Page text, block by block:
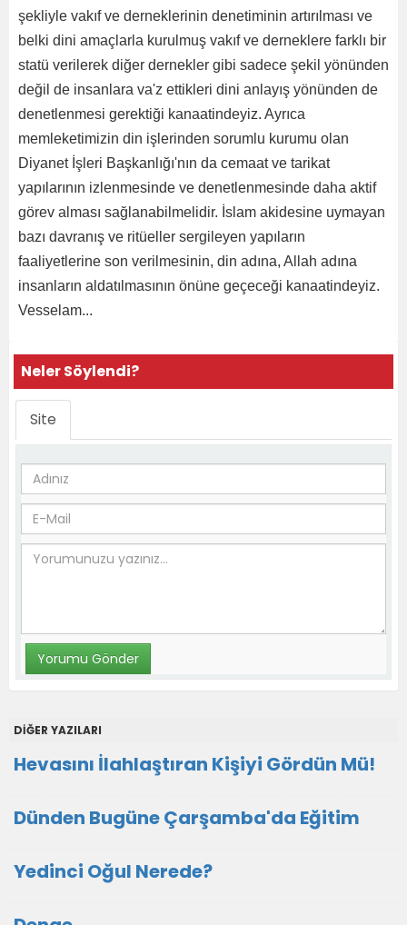
şekliyle vakıf ve derneklerinin denetiminin artırılması ve
belki dini amaçlarla kurulmuş vakıf ve derneklere farklı bir
statü verilerek diğer dernekler gibi sadece şekil yönünden
değil de insanlara va'z ettikleri dini anlayış yönünden de
denetlenmesi gerektiği kanaatindeyiz. Ayrıca
memleketimizin din işlerinden sorumlu kurumu olan
Diyanet İşleri Başkanlığı'nın da cemaat ve tarikat
yapılarının izlenmesinde ve denetlenmesinde daha aktif
görev alması sağlanabilmelidir. İslam akidesine uymayan
bazı davranış ve ritüeller sergileyen yapıların
faaliyetlerine son verilmesinin, din adına, Allah adına
insanların aldatılmasının önüne geçeceği kanaatindeyiz.
Vesselam...
Neler Söylendi?
Site
DİĞER YAZILARI
Hevasını İlahlaştıran Kişiyi Gördün Mü!
Dünden Bugüne Çarşamba'da Eğitim
Yedinci Oğul Nerede?